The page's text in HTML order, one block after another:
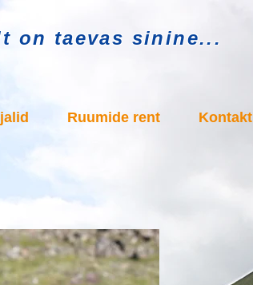
on taevas sinine...
Ruumide rent Kontakt